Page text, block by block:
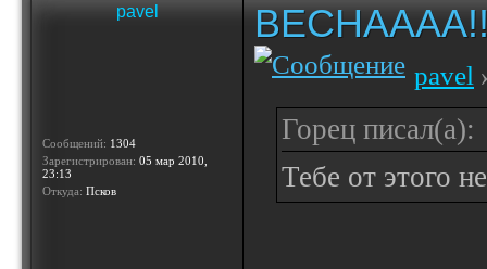
pavel
Сообщений: 1304
Зарегистрирован: 05 мар 2010,
23:13
Откуда: Псков
pavel
Горец писал(а):
Тебе от этого